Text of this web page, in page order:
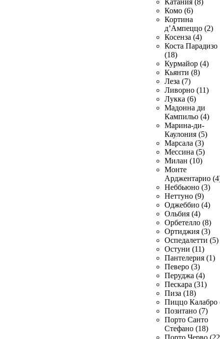
Катания (8)
Комо (6)
Кортина
д’Ампеццо (2)
Косенза (4)
Коста Парадизо
(18)
Курмайор (4)
Кьянти (8)
Леза (7)
Ливорно (11)
Лукка (6)
Мадонна ди
Кампильо (4)
Марина-ди-
Каулония (5)
Марсала (3)
Мессина (5)
Милан (10)
Монте
Арджентарио
Неббьюно (3)
Неттуно (9)
Оджеббио (4)
Ольбия (4)
Орбетелло (8)
Ортиджия (3)
Оспедалетти (5)
Остуни (11)
Пантелерия (1)
Певеро (3)
Перуджа (4)
Пескара (31)
Пиза (18)
Пиццо Калабро
Позитано (7)
Порто Санто
Стефано (18)
Порто Черво